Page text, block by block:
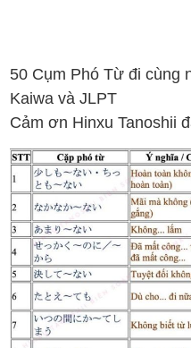
50 Cụm Phó Từ đi cùng
Kaiwa và JLPT
Cảm ơn Hinxu Tanoshii